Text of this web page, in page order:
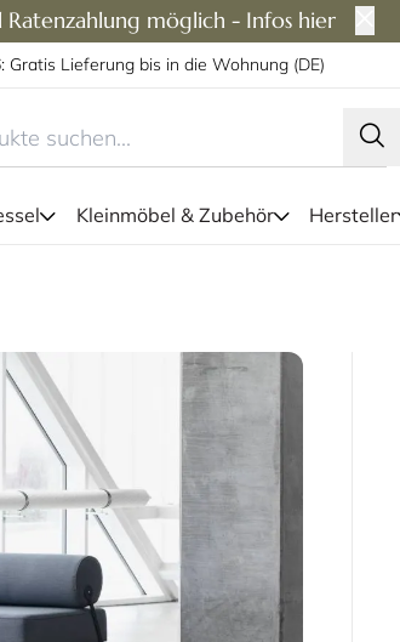
Ratenzahlung möglich - Infos hier
Gratis Lieferung bis in die Wohnung (DE)
Kleinmöbel & Zubehör Hersteller